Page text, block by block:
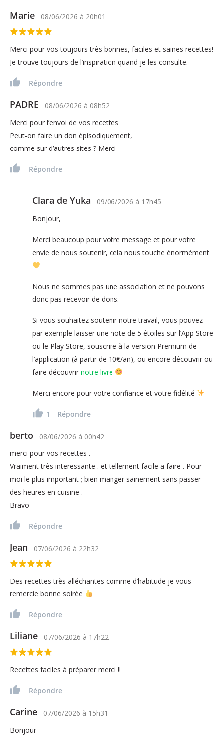
Marie 08/06/2026 à 20h01
Merci pour vos toujours très bonnes, faciles et saines recettes!
Je trouve toujours de l’inspiration quand je les consulte.
Répondre
PADRE 08/06/2026 à 08h52
Merci pour l’envoi de vos recettes
Peut-on faire un don épisodiquement,
comme sur d’autres sites ? Merci
Répondre
Clara de Yuka 09/06/2026 à 17h45
Bonjour,
Merci beaucoup pour votre message et pour votre
envie de nous soutenir, cela nous touche énormément
Nous ne sommes pas une association et ne pouvons
donc pas recevoir de dons.
Si vous souhaitez soutenir notre travail, vous pouvez
par exemple laisser une note de 5 étoiles sur l’App Store
ou le Play Store, souscrire à la version Premium de
l’application (à partir de 10€/an), ou encore découvrir ou
faire découvrir notre livre
Merci encore pour votre confiance et votre fidélité
1 Répondre
berto 08/06/2026 à 00h42
merci pour vos recettes .
Vraiment très interessante . et tellement facile a faire . Pour
moi le plus important ; bien manger sainement sans passer
des heures en cuisine .
Bravo
Répondre
Jean 07/06/2026 à 22h32
Des recettes très alléchantes comme d’habitude je vous
remercie bonne soirée
Répondre
Liliane 07/06/2026 à 17h22
Recettes faciles à préparer merci !!
Répondre
Carine 07/06/2026 à 15h31
Bonjour